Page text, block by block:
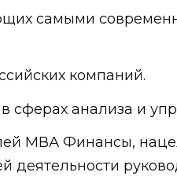
самыми
компаний.
сферах анализа и
МВА Финансы,